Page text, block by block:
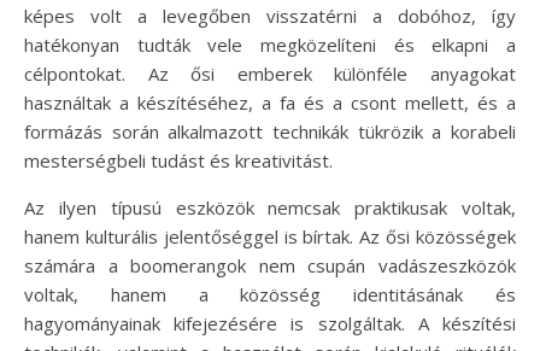
képes volt a levegőben visszatérni a dobóhoz, így
hatékonyan tudták vele megközelíteni és elkapni a
célpontokat. Az ősi emberek különféle anyagokat
használtak a készítéséhez, a fa és a csont mellett, és a
formázás során alkalmazott technikák tükrözik a korabeli
mesterségbeli tudást és kreativitást.
Az ilyen típusú eszközök nemcsak praktikusak voltak,
hanem kulturális jelentőséggel is bírtak. Az ősi közösségek
számára a boomerangok nem csupán vadászeszközök
voltak, hanem a közösség identitásának és
hagyományainak kifejezésére is szolgáltak. A készítési